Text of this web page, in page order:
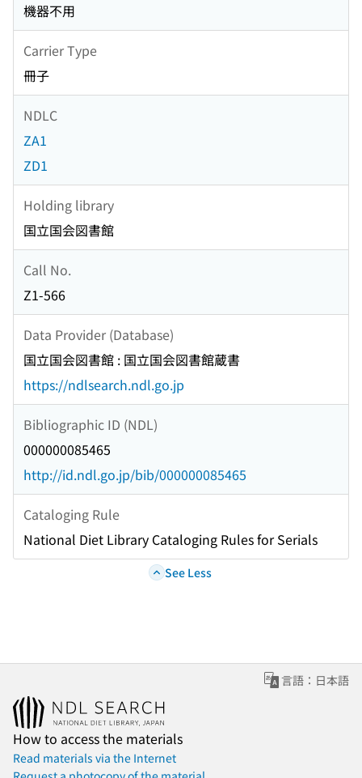
機器不用
Carrier Type
冊子
NDLC
ZA1
ZD1
Holding library
国立国会図書館
Call No.
Z1-566
Data Provider (Database)
国立国会図書館 : 国立国会図書館蔵書
https://ndlsearch.ndl.go.jp
Bibliographic ID (NDL)
000000085465
http://id.ndl.go.jp/bib/000000085465
Cataloging Rule
National Diet Library Cataloging Rules for Serials
See Less
言語：日本語
How to access the materials
Read materials via the Internet